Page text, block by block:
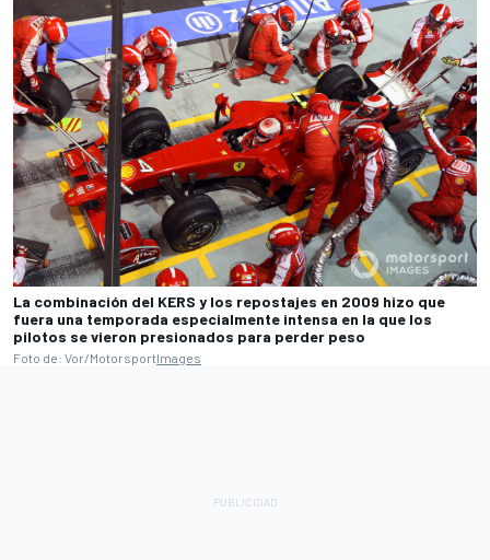
La combinación del KERS y los repostajes en 2009 hizo que
fuera una temporada especialmente intensa en la que los
pilotos se vieron presionados para perder peso
Foto de: Vor/MotorsportImages